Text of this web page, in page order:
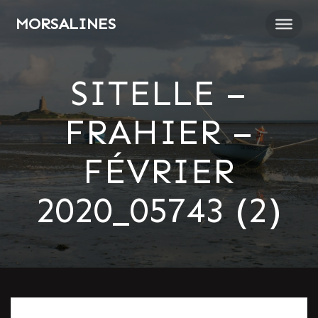
MORSALINES
SITELLE –
FRAHIER –
FÉVRIER
2020_05743 (2)